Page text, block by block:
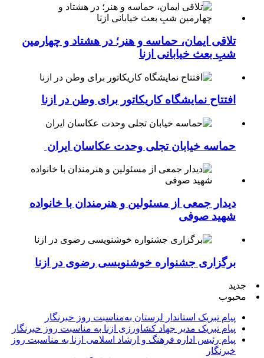
تلاقی ایمان، حماسه و هنر؛ در هشتاد و چهارمین
شبِ بعث خیابانی ازنا
افتتاح نمایشگاه کاریکاتور برای وطن در ازنا
حماسه خیابان تجلی وحدت عکاسان ایران
دیدار جمعی از مسئولین و هنرمندان با خانواده
شهید صوفی
برگزاری جشنواره خوشنویسی رضوی در ازنا
جدید
محبوب
پیام تبریک استاندار لرستان به‌مناسبت روز خبرنگار
پیام تبریک مدیر جهاد کشاورزی ازنا به مناسبت روز خبرنگار
پیام رئیس اداره فرهنگ و ارشاد اسلامی ازنا به مناسبت روز
خبرنگار